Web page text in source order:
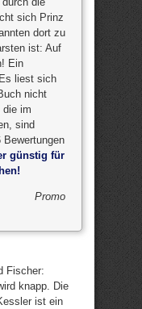
sich Prinz
dort zu
ist: Auf
Ein
liest sich
nicht
die im
sind
günstig für
Promo
Fischer:
knapp. Die
ist ein